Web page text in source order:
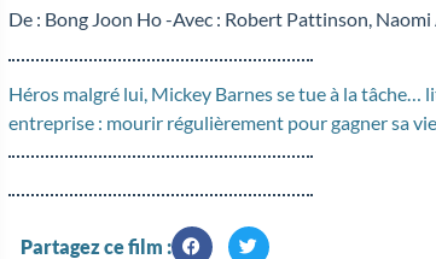
De : Bong Joon Ho -Avec : Robert Pattinson, Naomi
Héros malgré lui, Mickey Barnes se tue à la tâche…
entreprise : mourir régulièrement pour gagner sa
Partagez ce film :